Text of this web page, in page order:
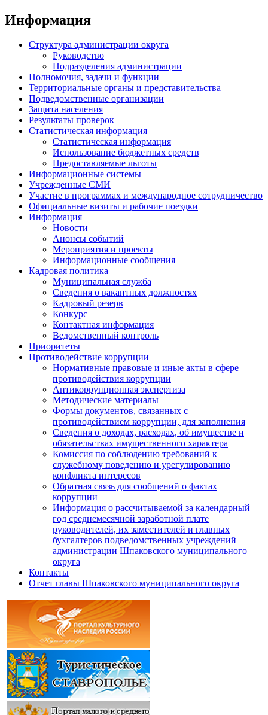
Информация
Структура администрации округа
Руководство
Подразделения администрации
Полномочия, задачи и функции
Территориальные органы и представительства
Подведомственные организации
Защита населения
Результаты проверок
Статистическая информация
Статистическая информация
Использование бюджетных средств
Предоставляемые льготы
Информационные системы
Учрежденные СМИ
Участие в программах и международное сотрудничество
Официальные визиты и рабочие поездки
Информация
Новости
Анонсы событий
Мероприятия и проекты
Информационные сообщения
Кадровая политика
Муниципальная служба
Сведения о вакантных должностях
Кадровый резерв
Конкурс
Контактная информация
Ведомственный контроль
Приоритеты
Противодействие коррупции
Нормативные правовые и иные акты в сфере
противодействия коррупции
Антикоррупционная экспертиза
Методические материалы
Формы документов, связанных с
противодействием коррупции, для заполнения
Сведения о доходах, расходах, об имуществе и
обязательствах имущественного характера
Комиссия по соблюдению требований к
служебному поведению и урегулированию
конфликта интересов
Обратная связь для сообщений о фактах
коррупции
Информация о рассчитываемой за календарный
год среднемесячной заработной плате
руководителей, их заместителей и главных
бухгалтеров подведомственных учреждений
администрации Шпаковского муниципального
округа
Контакты
Отчет главы Шпаковского муниципального округа